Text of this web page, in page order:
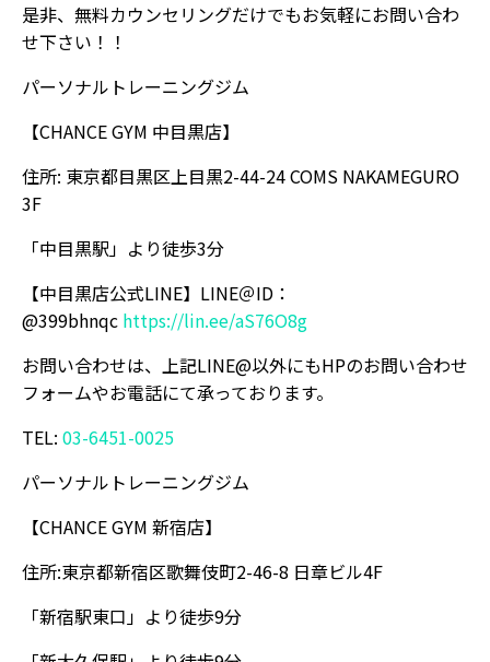
是非、無料カウンセリングだけでもお気軽にお問い合わ
せ下さい！！
パーソナルトレーニングジム
【CHANCE GYM 中目黒店】
住所: 東京都目黒区上目黒2-44-24 COMS NAKAMEGURO
3F
「中目黒駅」より徒歩3分
【中目黒店公式LINE】LINE＠ID：
@399bhnqc https://lin.ee/aS76O8g
お問い合わせは、上記LINE@以外にもHPのお問い合わせ
フォームやお電話にて承っております。
TEL: 03-6451-0025
パーソナルトレーニングジム
【CHANCE GYM 新宿店】
住所:東京都新宿区歌舞伎町2-46-8 日章ビル4F
「新宿駅東口」より徒歩9分